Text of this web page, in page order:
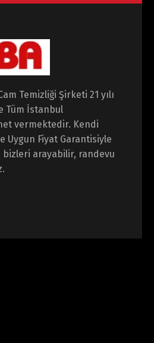
Temizliği Şirketi 21 yılı
Tüm İstanbul
vermektedir. Kendi
Uygun Fiyat Garantisiyle
arayabilir, randevu